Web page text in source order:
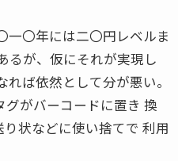
一〇年には二〇円レベルま
るが、仮にそれが実現し
ば依然として分が悪い。
グがバーコードに置き 換
状などに使い捨てで 利用